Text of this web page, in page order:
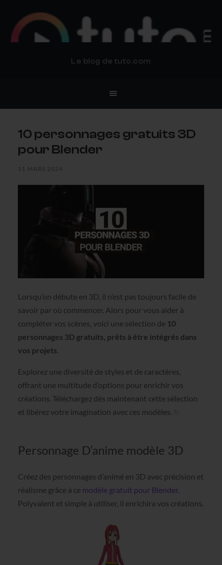
Le blog de tuto.com
10 personnages gratuits 3D
pour Blender
11 MARS 2024
Lorsqu’on débute en 3D, il n’est pas toujours facile de
savoir par où commencer. Alors pour vous aider à
compléter vos scènes, voici une sélection de 10
personnages 3D gratuits, prêts à être intégrés dans
vos projets.
Explorez une diversité de styles et de caractères,
offrant une multitude d’options pour enrichir vos
créations. Téléchargez dès maintenant cette sélection
et libérez votre imagination avec ces modèles. ✨
Personnage D’anime modèle 3D
Créez des personnages d’animé en 3D avec précision et
réalisme grâce à ce modèle gratuit pour Blender.
Polyvalent et simple à utiliser, il enrichira vos créations.